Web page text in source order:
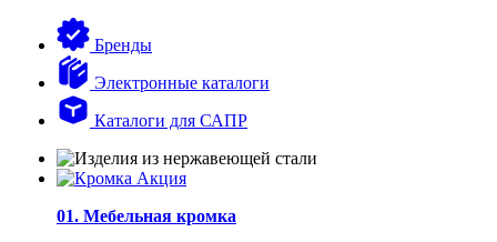
Бренды
Электронные каталоги
Каталоги для САПР
01. Мебельная кромка